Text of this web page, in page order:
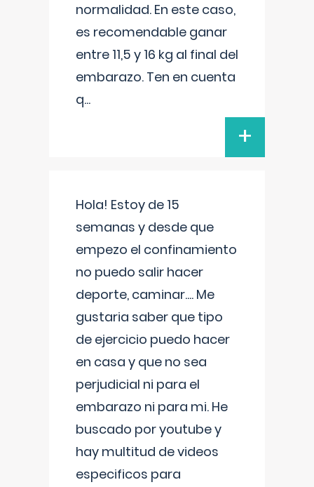
normalidad. En este caso,
es recomendable ganar
entre 11,5 y 16 kg al final del
embarazo. Ten en cuenta
q...
+
Hola! Estoy de 15
semanas y desde que
empezo el confinamiento
no puedo salir hacer
deporte, caminar.... Me
gustaria saber que tipo
de ejercicio puedo hacer
en casa y que no sea
perjudicial ni para el
embarazo ni para mi. He
buscado por youtube y
hay multitud de videos
especificos para